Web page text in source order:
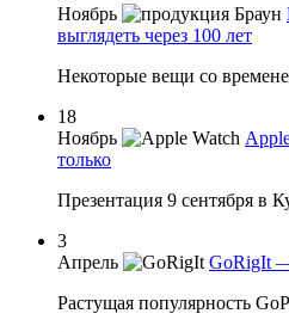
Ноябрь
выглядеть через 100 лет
Некоторые вещи со
18
Ноябрь
только
Презентация 9 сентября в
3
Апрель
GoRigIt
Растущая популярность